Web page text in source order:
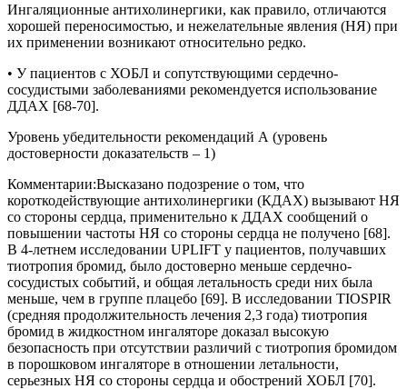
Ингаляционные антихолинергики, как правило, отличаются
хорошей переносимостью, и нежелательные явления (НЯ) при
их применении возникают относительно редко.
• У пациентов с ХОБЛ и сопутствующими сердечно-
сосудистыми заболеваниями рекомендуется использование
ДДАХ [68-70].
Уровень убедительности рекомендаций А (уровень
достоверности доказательств – 1)
Комментарии:Высказано подозрение о том, что
короткодействующие антихолинергики (КДАХ) вызывают НЯ
со стороны сердца, применительно к ДДАХ сообщений о
повышении частоты НЯ со стороны сердца не получено [68].
В 4-летнем исследовании UPLIFT у пациентов, получавших
тиотропия бромид, было достоверно меньше сердечно-
сосудистых событий, и общая летальность среди них была
меньше, чем в группе плацебо [69]. В исследовании TIOSPIR
(средняя продолжительность лечения 2,3 года) тиотропия
бромид в жидкостном ингаляторе доказал высокую
безопасность при отсутствии различий с тиотропия бромидом
в порошковом ингаляторе в отношении летальности,
серьезных НЯ со стороны сердца и обострений ХОБЛ [70].